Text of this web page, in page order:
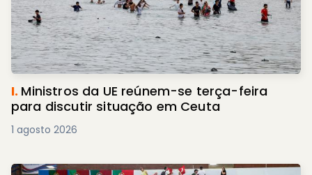
I. Ministros da UE reúnem-se terça-feira
para discutir situação em Ceuta
1 agosto 2026